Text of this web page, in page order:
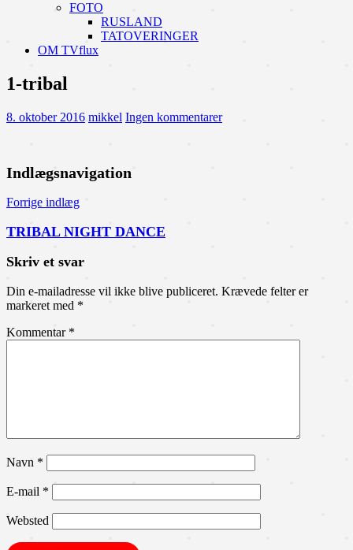
FOTO
RUSLAND
TATOVERINGER
OM TVflux
1-tribal
8. oktober 2016 mikkel Ingen kommentarer
Indlægsnavigation
Forrige indlæg
TRIBAL NIGHT DANCE
Skriv et svar
Din e-mailadresse vil ikke blive publiceret. Krævede felter er
markeret med *
Kommentar *
Navn *
E-mail *
Websted